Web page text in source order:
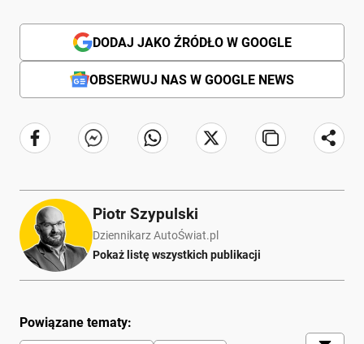
DODAJ JAKO ŹRÓDŁO W GOOGLE
OBSERWUJ NAS W GOOGLE NEWS
Piotr Szypulski
Dziennikarz AutoŚwiat.pl
Pokaż listę wszystkich publikacji
Powiązane tematy: